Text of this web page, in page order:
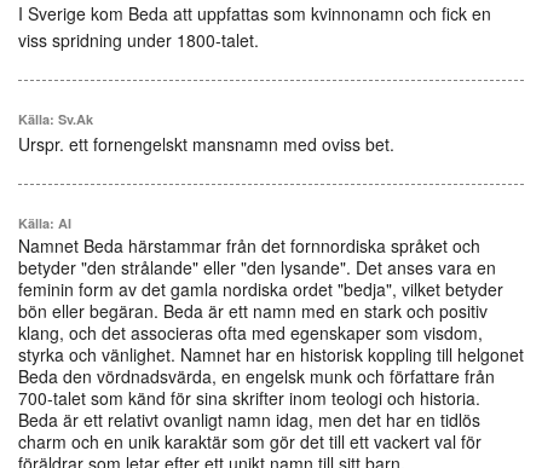
I Sverige kom Beda att uppfattas som kvinnonamn och fick en
viss spridning under 1800-talet.
Källa: Sv.Ak
Urspr. ett fornengelskt mansnamn med oviss bet.
Källa: AI
Namnet Beda härstammar från det fornnordiska språket och
betyder "den strålande" eller "den lysande". Det anses vara en
feminin form av det gamla nordiska ordet "bedja", vilket betyder
bön eller begäran. Beda är ett namn med en stark och positiv
klang, och det associeras ofta med egenskaper som visdom,
styrka och vänlighet. Namnet har en historisk koppling till helgonet
Beda den vördnadsvärda, en engelsk munk och författare från
700-talet som känd för sina skrifter inom teologi och historia.
Beda är ett relativt ovanligt namn idag, men det har en tidlös
charm och en unik karaktär som gör det till ett vackert val för
föräldrar som letar efter ett unikt namn till sitt barn.